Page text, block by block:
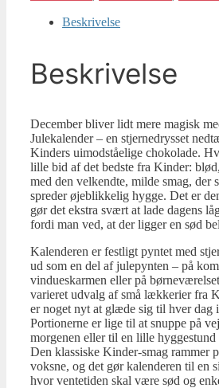
Beskrivelse
Beskrivelse
December bliver lidt mere magisk
Julekalender – en stjernedrysset
Kinders uimodståelige chokolade.
lille bid af det bedste fra Kinder:
med den velkendte, milde smag, der
spreder øjeblikkelig hygge. Det er
gør det ekstra svært at lade dagens
fordi man ved, at der ligger en sød
Kalenderen er festligt pyntet med
ud som en del af julepynten – på
vindueskarmen eller på
varieret udvalg af små lækkerier fra
er noget nyt at glæde sig til hver dag
Portionerne er lige til at snuppe på
morgenen eller til en lille hyggestund
Den klassiske Kinder-smag rammer
voksne, og det gør kalenderen til en
hvor ventetiden skal være sød og